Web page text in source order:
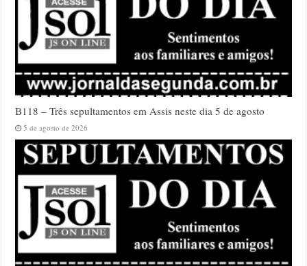
B118 – Três sepultamentos em Assis neste dia 5 de agosto
5 de agosto de 2026